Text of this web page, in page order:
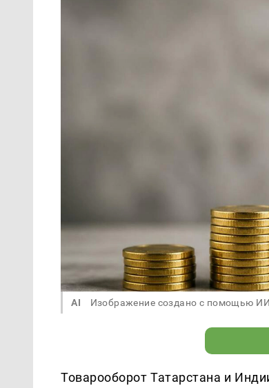
AI Изображение создано с помощью
Товарооборот Татарстана и